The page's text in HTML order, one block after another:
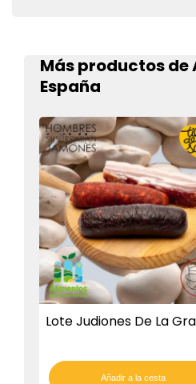
Más productos de
España
Lote Judiones De La
Añadir a la cesta